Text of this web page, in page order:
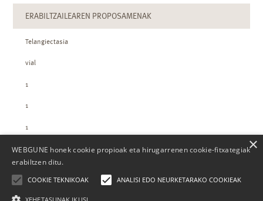
ERABILTZAILEAREN PROPOSAMENAK
Telangiectasia
vial
1
1
1
ZTH-REN KOPURUAK
WEBGUNE honek cookie propioak eta hirugarrenen cookie-fitxategiak
erabiltzen ditu.
COOKIE TEKNIKOAK ANALISI EDO NEURKETARAKO COOKIEAK
×